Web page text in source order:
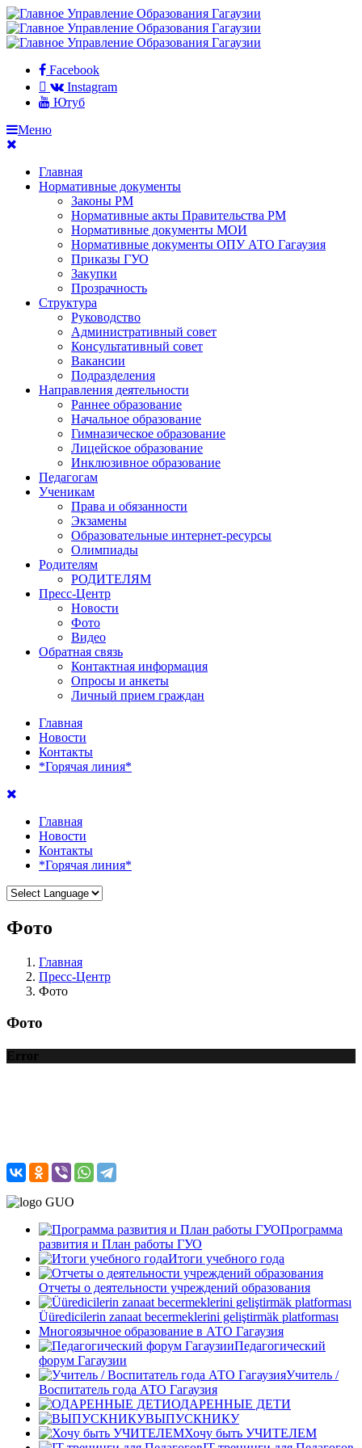
Facebook
Instagram
Ютуб
Меню
Главная
Нормативные документы
Законы РМ
Нормативные акты Правительства РМ
Нормативные документы МОИ
Нормативные документы ОПУ АТО Гагаузия
Приказы ГУО
Закупки
Прозрачность
Структура
Руководство
Административный совет
Консультативный совет
Вакансии
Подразделения
Направления деятельности
Раннее образование
Начальное образование
Гимназическое образование
Лицейское образование
Инклюзивное образование
Педагогам
Ученикам
Права и обязанности
Экзамены
Образовательные интернет-ресурсы
Олимпиады
Родителям
РОДИТЕЛЯМ
Пресс-Центр
Новости
Фото
Видео
Обратная связь
Контактная информация
Опросы и анкеты
Личный прием граждан
Главная
Новости
Контакты
*Горячая линия*
Главная
Новости
Контакты
*Горячая линия*
Фото
Главная
Пресс-Центр
Фото
Фото
Error
Программа
развития и План работы ГУО
Итоги учебного года
Отчеты о деятельности учреждений образования
Üüredicilerin zanaat becermeklerini geliştirmäk platforması
Многоязычное образование в АТО Гагаузия
Педагогический
форум Гагаузии
Учитель /
Воспитатель года АТО Гагаузия
ОДАРЕННЫЕ ДЕТИ
ВЫПУСКНИКУ
Хочу быть УЧИТЕЛЕМ